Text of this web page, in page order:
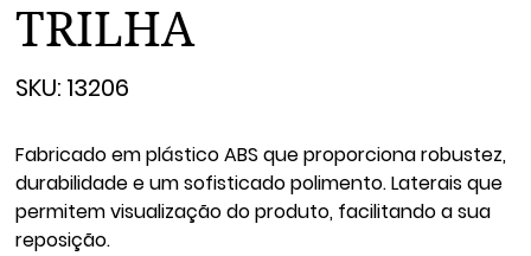
TRILHA
SKU:
13206
13206
Fabricado em plástico ABS que proporciona robustez,
durabilidade e um sofisticado polimento. Laterais que
permitem visualização do produto, facilitando a sua
reposição.